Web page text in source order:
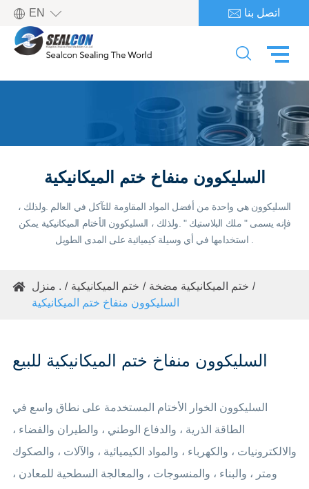
EN   اتصل بنا

السليكوون منفاخ ختم الميكانيكية
السليكوون هي واحدة من أفضل المواد المقاومة للتآكل في العالم .ولذلك ،
فإنه يسمى " ملك البلاستيك " .ولذلك ، السليكوون الأختام الميكانيكية يمكن
استخدامها في أي وسيلة كيميائية على المدى الطويل .
 منزل . ختم الميكانيكية
ختم الميكانيكية مضخة
السليكوون منفاخ ختم الميكانيكية
السليكوون منفاخ ختم الميكانيكية للبيع
السليكوون الخوار الأختام المستخدمة على نطاق واسع في
الطاقة الذرية ، والدفاع الوطني ، والطيران والفضاء ،
والالكترونيات ، والكهرباء ، والمواد الكيميائية ، والآلات ، والصكوك
ومتر ، والبناء ، والمنسوجات ، والمعالجة السطحية للمعادن ،